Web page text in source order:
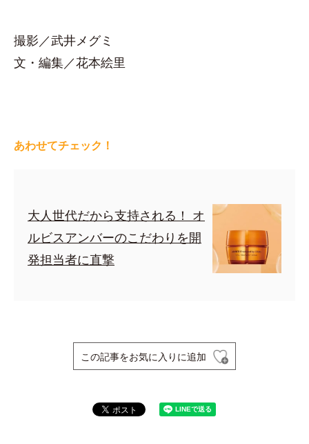
撮影／武井メグミ
文・編集／花本絵里
あわせてチェック！
大人世代だから支持される！ オ
ルビスアンバーのこだわりを開
発担当者に直撃
この記事をお気に入りに追加